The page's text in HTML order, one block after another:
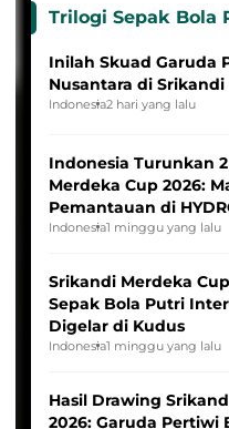
Trilogi Sepak Bola
Inilah Skuad Garuda
Nusantara di
Indonesia2 hari yang lalu
Indonesia Turunkan
Merdeka Cup 2026:
Pemantauan di
League
Indonesia1 minggu yang lalu
Srikandi Merdeka
Sepak Bola Putri
Digelar di Kudus
Indonesia1 minggu yang lalu
Hasil Drawing
2026: Garuda Pertiwi